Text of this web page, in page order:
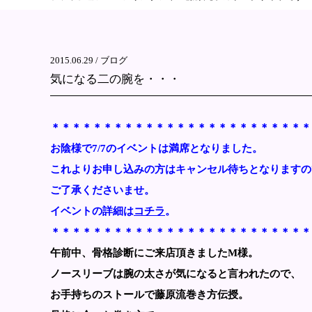
2015.06.29 / ブログ
気になる二の腕を・・・
＊＊＊＊＊＊＊＊＊＊＊＊＊＊＊＊＊＊＊＊＊＊＊＊＊
お陰様で7/7のイベントは満席となりました。
これよりお申し込みの方はキャンセル待ちとなります
ご了承くださいませ。
イベントの詳細はコチラ。
＊＊＊＊＊＊＊＊＊＊＊＊＊＊＊＊＊＊＊＊＊＊＊＊＊
午前中、骨格診断にご来店頂きましたM様。
ノースリーブは腕の太さが気になると言われたので、
お手持ちのストールで藤原流巻き方伝授。